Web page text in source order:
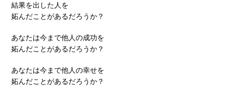
結果を出した人を
妬んだことがあるだろうか？
あなたは今まで他人の成功を
妬んだことがあるだろうか？
あなたは今まで他人の幸せを
妬んだことがあるだろうか？